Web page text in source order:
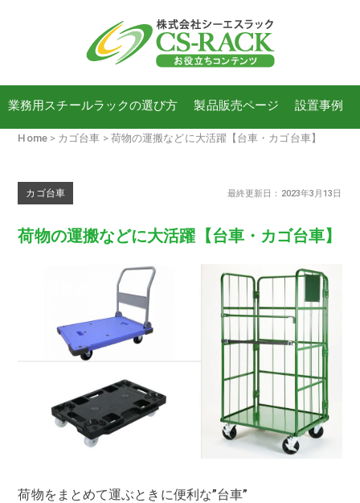
業務用スチールラックの選び方 製品販売ページ 設置事例
Home カゴ台車 荷物の運搬などに大活躍【台車・カゴ台車】
カゴ台車 最終更新日：2023年3月13日
荷物の運搬などに大活躍【台車・カゴ台車】
荷物をまとめて運ぶときに便利な”台車”